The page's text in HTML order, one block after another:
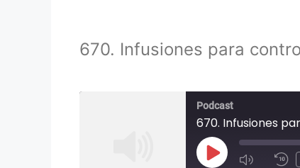
670. Infusiones para
Podcast
670. Infusiones
Play